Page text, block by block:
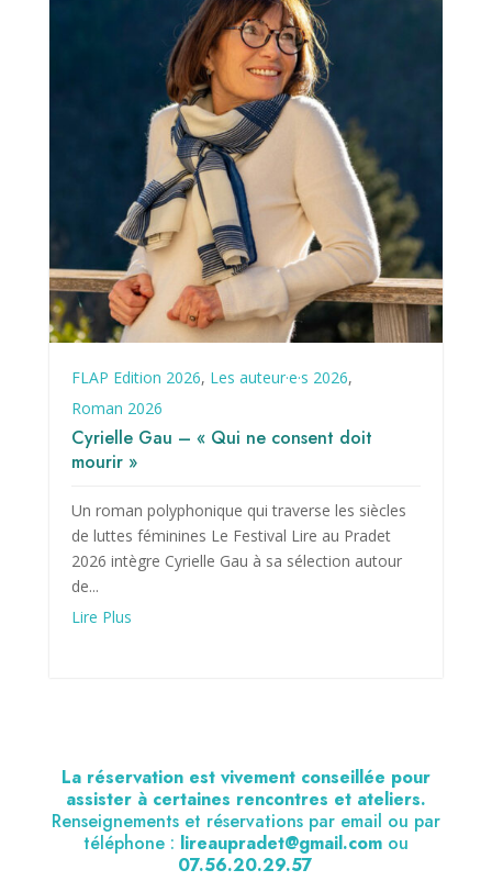
FLAP Edition 2026, Les auteur·e·s 2026,
Roman 2026
Cyrielle Gau – « Qui ne consent doit
mourir »
Un roman polyphonique qui traverse les siècles
de luttes féminines Le Festival Lire au Pradet
2026 intègre Cyrielle Gau à sa sélection autour
de...
Lire Plus
La réservation est vivement conseillée pour
assister à certaines rencontres et ateliers.
Renseignements et réservations par email ou par
téléphone : lireaupradet@gmail.comou
07.56.20.29.57